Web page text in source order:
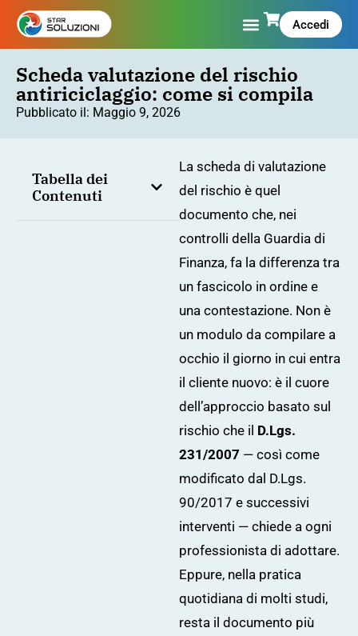
Accedi
Scheda valutazione del rischio
antiriciclaggio: come si compila
Pubblicato il: Maggio 9, 2026
Tabella dei
Contenuti
La scheda di valutazione
del rischio è quel
documento che, nei
controlli della Guardia di
Finanza, fa la differenza tra
un fascicolo in ordine e
una contestazione. Non è
un modulo da compilare a
occhio il giorno in cui entra
il cliente nuovo: è il cuore
dell’approccio basato sul
rischio che il D.Lgs.
231/2007 — così come
modificato dal D.Lgs.
90/2017 e successivi
interventi — chiede a ogni
professionista di adottare.
Eppure, nella pratica
quotidiana di molti studi,
resta il documento più